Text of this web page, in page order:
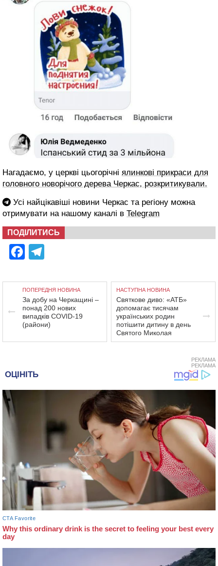
Нагадаємо, у церкві цьогорічні ялинкові прикраси для
головного новорічого дерева Черкас, розкритикували.
Усі найцікавіші новини Черкас та регіону можна
отримувати на нашому каналі в Telegram
ПОДІЛИТИСЬ
Facebook
ПОПЕРЕДНЯ НОВИНА
За добу на Черкащині –
понад 200 нових
випадків COVID-19
(райони)
НАСТУПНА НОВИНА
Святкове диво: «АТБ»
допомагає тисячам
українських родин
потішити дитину в день
Святого Миколая
РЕКЛАМА
РЕКЛАМА